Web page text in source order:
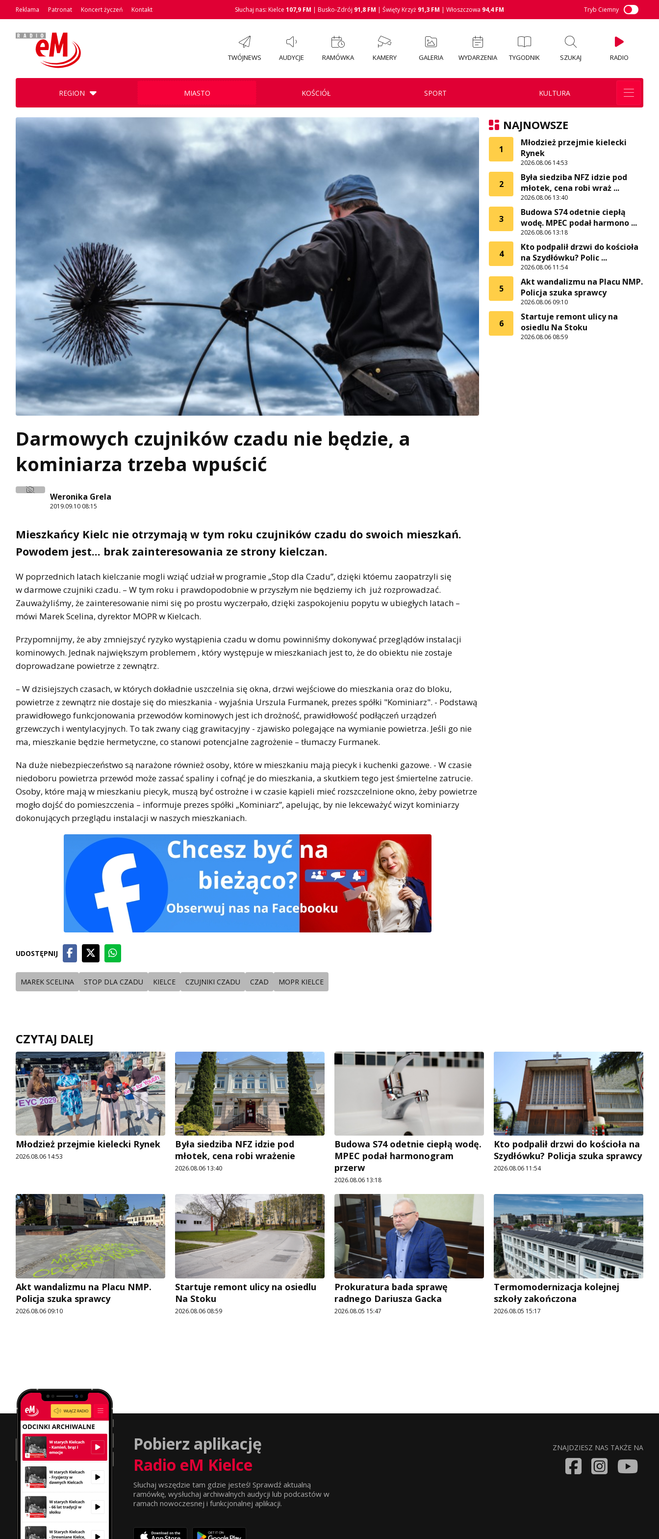
Reklama Patronat Koncert życzeń Kontakt Słuchaj nas: Kielce 107,9 FM | Busko-Zdrój 91,8 FM | Święty Krzyż 91,3 FM | Włoszczowa 94,4 FM Tryb Ciemny
TWÓJNEWS AUDYCJE RAMÓWKA KAMERY GALERIA WYDARZENIA TYGODNIK SZUKAJ RADIO
REGION MIASTO KOŚCIÓŁ SPORT KULTURA
Darmowych czujników czadu nie będzie, a
kominiarza trzeba wpuścić
Weronika Grela
2019.09.10 08:15
Mieszkańcy Kielc nie otrzymają w tym roku czujników czadu do swoich mieszkań.
Powodem jest... brak zainteresowania ze strony kielczan.
W poprzednich latach kielczanie mogli wziąć udział w programie „Stop dla Czadu”, dzięki któemu zaopatrzyli się
w darmowe czujniki czadu. – W tym roku i prawdopodobnie w przyszłym nie będziemy ich już rozprowadzać.
Zauważyliśmy, że zainteresowanie nimi się po prostu wyczerpało, dzięki zaspokojeniu popytu w ubiegłych latach –
mówi Marek Scelina, dyrektor MOPR w Kielcach.
Przypomnijmy, że aby zmniejszyć ryzyko wystąpienia czadu w domu powinniśmy dokonywać przeglądów instalacji
kominowych. Jednak największym problemem , który występuje w mieszkaniach jest to, że do obiektu nie zostaje
doprowadzane powietrze z zewnątrz.
– W dzisiejszych czasach, w których dokładnie uszczelnia się okna, drzwi wejściowe do mieszkania oraz do bloku,
powietrze z zewnątrz nie dostaje się do mieszkania - wyjaśnia Urszula Furmanek, prezes spółki "Kominiarz". - Podstawą
prawidłowego funkcjonowania przewodów kominowych jest ich drożność, prawidłowość podłączeń urządzeń
grzewczych i wentylacyjnych. To tak zwany ciąg grawitacyjny - zjawisko polegające na wymianie powietrza. Jeśli go nie
ma, mieszkanie będzie hermetyczne, co stanowi potencjalne zagrożenie – tłumaczy Furmanek.
Na duże niebezpieczeństwo są narażone również osoby, które w mieszkaniu mają piecyk i kuchenki gazowe. - W czasie
niedoboru powietrza przewód może zassać spaliny i cofnąć je do mieszkania, a skutkiem tego jest śmiertelne zatrucie.
Osoby, które mają w mieszkaniu piecyk, muszą być ostrożne i w czasie kąpieli mieć rozszczelnione okno, żeby powietrze
mogło dojść do pomieszczenia – informuje prezes spółki „Kominiarz”, apelując, by nie lekceważyć wizyt kominiarzy
dokonujących przeglądu instalacji w naszych mieszkaniach.
UDOSTĘPNIJ
MAREK SCELINA STOP DLA CZADU KIELCE CZUJNIKI CZADU CZAD MOPR KIELCE
NAJNOWSZE
1
Młodzież przejmie kielecki
Rynek
2026.08.06 14:53
2
Była siedziba NFZ idzie pod
młotek, cena robi wraż ...
2026.08.06 13:40
3
Budowa S74 odetnie ciepłą
wodę. MPEC podał harmono ...
2026.08.06 13:18
4
Kto podpalił drzwi do kościoła
na Szydłówku? Polic ...
2026.08.06 11:54
5
Akt wandalizmu na Placu NMP.
Policja szuka sprawcy
2026.08.06 09:10
6
Startuje remont ulicy na
osiedlu Na Stoku
2026.08.06 08:59
CZYTAJ DALEJ
Młodzież przejmie kielecki Rynek
2026.08.06 14:53
Była siedziba NFZ idzie pod
młotek, cena robi wrażenie
2026.08.06 13:40
Budowa S74 odetnie ciepłą wodę.
MPEC podał harmonogram
przerw
2026.08.06 13:18
Kto podpalił drzwi do kościoła na
Szydłówku? Policja szuka sprawcy
2026.08.06 11:54
Akt wandalizmu na Placu NMP.
Policja szuka sprawcy
2026.08.06 09:10
Startuje remont ulicy na osiedlu
Na Stoku
2026.08.06 08:59
Prokuratura bada sprawę
radnego Dariusza Gacka
2026.08.05 15:47
Termomodernizacja kolejnej
szkoły zakończona
2026.08.05 15:17
Pobierz aplikację
Radio eM Kielce
Słuchaj wszędzie tam gdzie jesteś! Sprawdź aktualną
ramówkę, wysłuchaj archiwalnych audycji lub podcastów w
ramach nowoczesnej i funkcjonalnej aplikacji.
ZNAJDZIESZ NAS TAKŻE NA